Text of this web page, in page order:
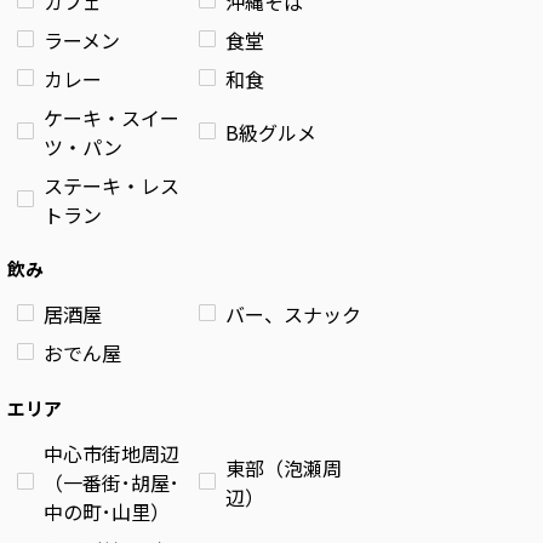
ラーメン
食堂
カレー
和食
ケーキ・スイー
ツ・パン
B級グルメ
ステーキ・レス
トラン
飲み
居酒屋
バー、スナック
おでん屋
エリア
中心市街地周辺
（一番街･胡屋･
中の町･山里）
東部（泡瀬周
辺）